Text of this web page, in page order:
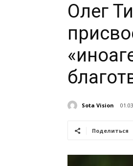
Олег
Sota Vision
Поделиться